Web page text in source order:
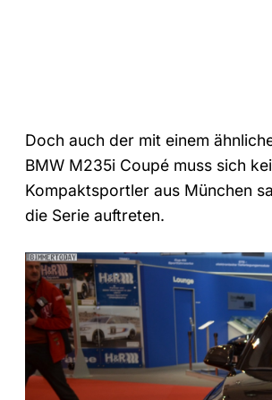
Doch auch der mit einem
BMW M235i Coupé muss sich
Kompaktsportler aus München
die Serie auftreten.